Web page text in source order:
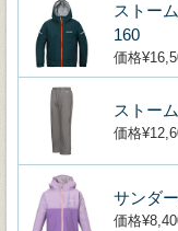
ストー
160
価格
ストー
価格
サンダ
価格